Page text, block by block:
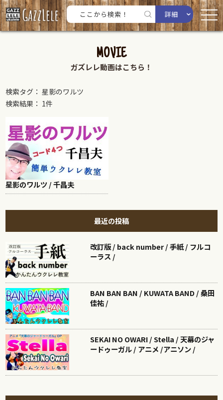
詳細
MOVIE
ガズレレ動画はこちら！
検索タグ： 星影のワルツ
検索結果： 1件
星影のワルツ / 千昌夫
最近の投稿
改訂版 / back number / 手紙 / フルコ
ーラス /
BAN BAN BAN / KUWATA BAND / 桑田
佳祐 /
SEKAI NO OWARI / Stella / 天幕のジャ
ードゥーガル / アニメ /アニソン /